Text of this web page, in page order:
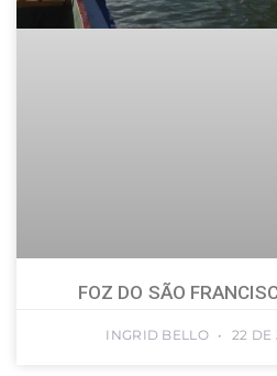
FOZ DO SÃO
INGRID BELLO 22 DE